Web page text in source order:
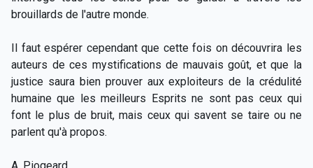
brouillards de l'autre monde.
Il faut espérer cependant que cette fois on découvrira les
auteurs de ces mystifications de mauvais goût, et que la
justice saura bien prouver aux exploiteurs de la crédulité
humaine que les meilleurs Esprits ne sont pas ceux qui
font le plus de bruit, mais ceux qui savent se taire ou ne
parlent qu'à propos.